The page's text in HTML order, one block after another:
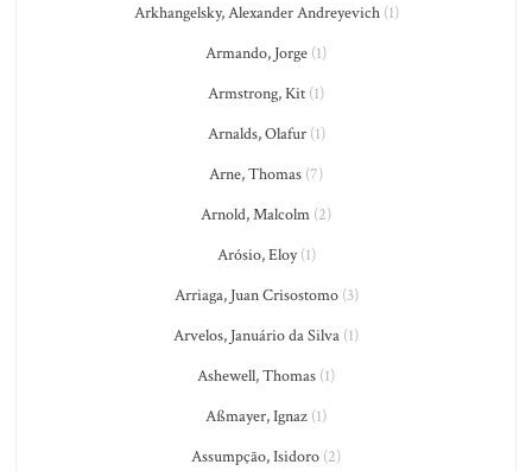
Arkhangelsky, Alexander Andreyevich(1)
Armando, Jorge (1)
Armstrong, Kit (1)
Arnalds, Olafur(1)
Arne, Thomas (7)
Arnold, Malcolm (2)
Arósio, Eloy(1)
Arriaga, Juan Crisostomo(3)
Arvelos, Januário da Silva (1)
Ashewell, Thomas (1)
Aßmayer, Ignaz (1)
Assumpção, Isidoro (2)